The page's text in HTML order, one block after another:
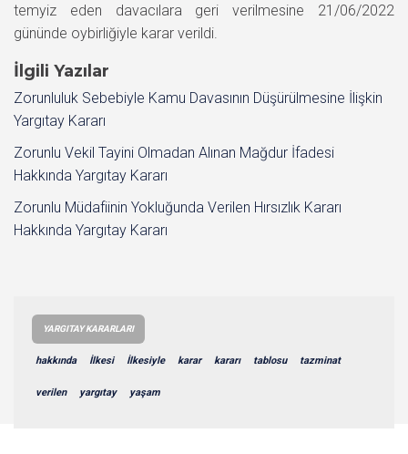
temyiz eden davacılara geri verilmesine 21/06/2022
gününde oybirliğiyle karar verildi.
İlgili Yazılar
Zorunluluk Sebebiyle Kamu Davasının Düşürülmesine İlişkin
Yargıtay Kararı
Zorunlu Vekil Tayini Olmadan Alınan Mağdur İfadesi
Hakkında Yargıtay Kararı
Zorunlu Müdafiinin Yokluğunda Verilen Hırsızlık Kararı
Hakkında Yargıtay Kararı
YARGITAY KARARLARI
hakkında İlkesi İlkesiyle karar kararı tablosu tazminat
verilen yargıtay yaşam